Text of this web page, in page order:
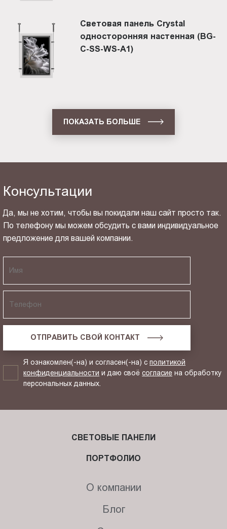
Световая панель Crystal
односторонняя настенная (BG-
C-SS-WS-A1)
ПОКАЗАТЬ БОЛЬШЕ
Консультации
Да, мы не хотим, чтобы вы покидали наш сайт просто так.
По телефону мы можем обсудить с вами индивидуальное
предложение для вашей компании.
ОТПРАВИТЬ СВОЙ КОНТАКТ
Я ознакомлен(-на) и согласен(-на) сполитикой
конфиденциальности и даю своёсогласие на обработку
персональных данных.
СВЕТОВЫЕ ПАНЕЛИ
ПОРТФОЛИО
О компании
Блог